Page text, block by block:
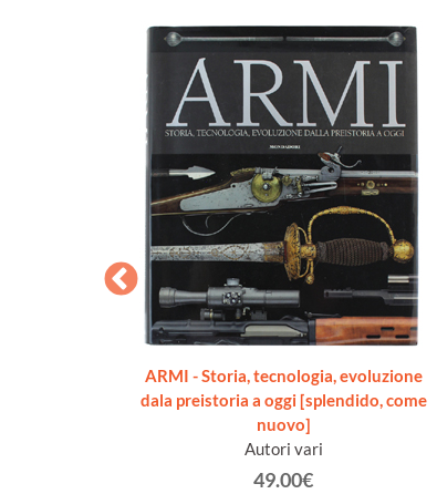
ARMI - Storia, tecnologia, evoluzione
dala preistoria a oggi [splendido, come
nuovo]
Autori vari
49.00€